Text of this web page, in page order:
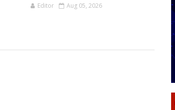
Editor Aug 05, 2026